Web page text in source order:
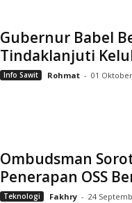
Gubernur Babel
Tindaklanjuti
Info Sawit Rohmat - 01
Ombudsman
Penerapan OSS
Teknologi Fakhry - 24